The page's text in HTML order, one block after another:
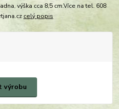
výška cca 8,5 cm.Více na tel. 608
celý popis
výrobu